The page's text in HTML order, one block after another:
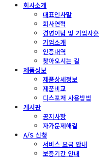
회사소개
대표인사말
회사연혁
경영이념 및 기업사훈
기업소개
인증내역
찾아오시는 길
제품정보
제품상세정보
제품비교
디스포저 사용방법
게시판
공지사항
자가문제해결
A/S 신청
서비스 요금 안내
보증기간 안내